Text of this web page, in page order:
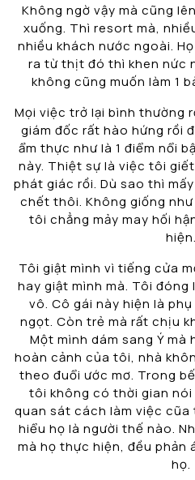
Không ngờ vậy mà cũng
xuống. Thì resort mà,
nhiều khách nước ngoài.
ra từ thịt đó thì khen nức
không cũng muốn làm 1
Mọi việc trở lại bình thường
giám đốc rất hào hứng rồi
ẩm thực như là 1 điểm nổi
này. Thiệt sự là việc tôi
phát giác rồi. Dù sao thì
chết thôi. Không giống
tôi chẳng mảy may hối
hiện.
Tôi giật mình vì tiếng cửa
hay giật mình mà. Tôi đóng
vô. Cô gái này hiện là
ngọt. Còn trẻ mà rất chịu
Một mình dám sang Ý
hoàn cảnh của tôi, nhà
theo đuổi ước mơ. Trong
tôi không có thời gian
quan sát cách làm việc
hiểu họ là người thế nào.
mà họ thực hiện, đều phản
họ.